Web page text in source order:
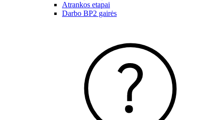
Atrankos etapai
Darbo BP2 gairės